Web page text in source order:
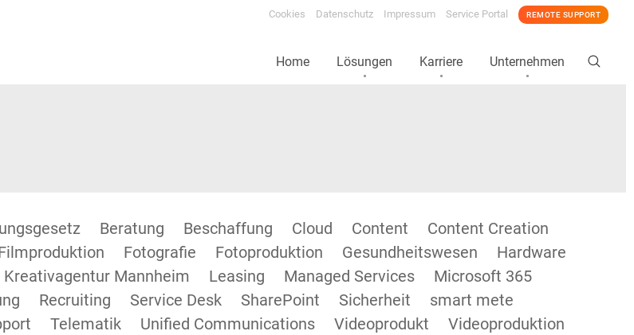
Cookies Datenschutz Impressum Service Portal REMOTE SUPPORT
Home Lösungen Karriere Unternehmen
Beratung Beschaffung Cloud Content
Content Creation
Fotografie Fotoproduktion Gesundheitswesen
Hardware
Kreativagentur Mannheim Leasing Managed Services
Microsoft 365
Recruiting Service Desk SharePoint Sicherheit
smart mete
Telematik Unified Communications Videoprodukt
Videoproduktion